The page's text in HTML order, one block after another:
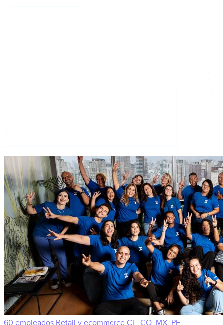
60 empleados Retail y ecommerce CL, CO, MX, PE